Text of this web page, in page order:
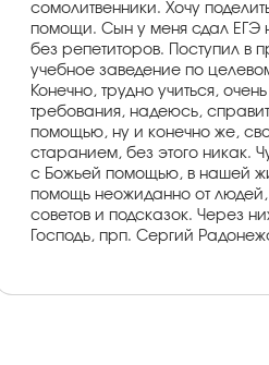
сомолитвенники. Хочу
помощи. Сын у меня сдал ЕГЭ
без репетиторов. Поступил в
учебное заведение по
Конечно, трудно учиться,
требования, надеюсь,
помощью, ну и конечно же,
старанием, без этого никак.
с Божьей помощью, в нашей
помощь неожиданно от
советов и подсказок. Через
Господь, прп. Сергий